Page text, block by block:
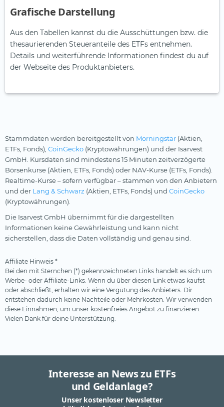
Grafische Darstellung
Aus den Tabellen kannst du die Ausschüttungen bzw. die
thesaurierenden Steueranteile des ETFs entnehmen.
Details und weiterführende Informationen findest du auf
der Webseite des Produktanbieters.
Stammdaten werden bereitgestellt von Morningstar (Aktien,
ETFs, Fonds), CoinGecko (Kryptowährungen) und der Isarvest
GmbH. Kursdaten sind mindestens 15 Minuten zeitverzögerte
Börsenkurse (Aktien, ETFs, Fonds) oder NAV-Kurse (ETFs, Fonds).
Realtime-Kurse – sofern verfügbar – stammen von den Anbietern
und der Lang & Schwarz (Aktien, ETFs, Fonds) und CoinGecko
(Kryptowährungen).
Die Isarvest GmbH übernimmt für die dargestellten
Informationen keine Gewährleistung und kann nicht
sicherstellen, dass die Daten vollständig und genau sind.
Affiliate Hinweis *
Bei den mit Sternchen (*) gekennzeichneten Links handelt es sich um
Werbe- oder Affiliate-Links. Wenn du über diesen Link etwas kaufst
oder abschließt, erhalten wir eine Vergütung des Anbieters. Dir
entstehen dadurch keine Nachteile oder Mehrkosten. Wir verwenden
diese Einnahmen, um unser kostenfreies Angebot zu finanzieren.
Vielen Dank für deine Unterstützung.
Interesse an News zu ETFs
und Geldanlage?
Unser kostenloser Newsletter